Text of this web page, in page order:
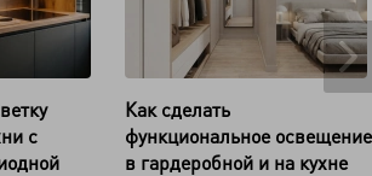
с
Как сделать
функциональное освещение
в гардеробной и на кухне